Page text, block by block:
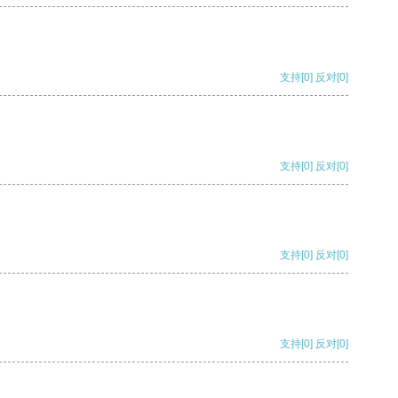
支持[0] 反对[0]
支持[0] 反对[0]
支持[0] 反对[0]
支持[0] 反对[0]